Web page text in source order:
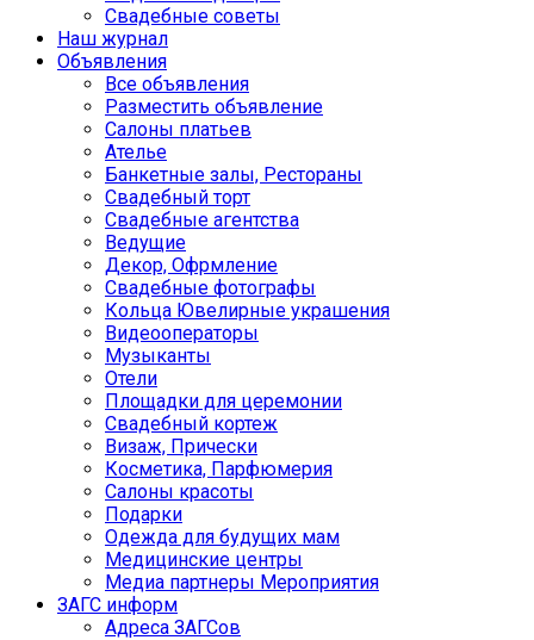
Свадебные советы
Наш журнал
Объявления
Все объявления
Разместить объявление
Салоны платьев
Ателье
Банкетные залы, Рестораны
Свадебный торт
Свадебные агентства
Ведущие
Декор, Офрмление
Свадебные фотографы
Кольца Ювелирные украшения
Видеооператоры
Музыканты
Отели
Площадки для церемонии
Свадебный кортеж
Визаж, Прически
Косметика, Парфюмерия
Салоны красоты
Подарки
Одежда для будущих мам
Медицинские центры
Медиа партнеры Мероприятия
ЗАГС информ
Адреса ЗАГСов